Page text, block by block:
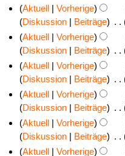
2
12
1
a
2
1
K
e
i
n
e
B
e
a
r
b
e
i
a
u
0
Aktuell Vorherige
Diskussion
Beiträge
K
e
i
n
e
B
e
a
r
Aktuell Vorherige
Diskussion
Beiträge
K
e
i
n
e
B
e
8
Aktuell Vorherige
Diskussion
Beiträge
K
e
i
n
e
Aktuell Vorherige
Diskussion
Beiträge
K
e
i
Aktuell Vorherige
Diskussion
Beiträge
KAktuell Vorherige